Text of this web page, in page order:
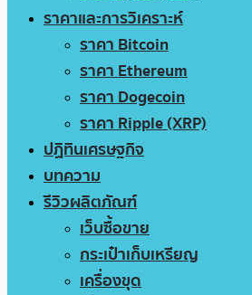
ราคาและการวิเคราะห์
ราคา Bitcoin
ราคา Ethereum
ราคา Dogecoin
ราคา Ripple (XRP)
ปฏิทินเศรษฐกิจ
บทความ
รีวิวผลิตภัณฑ์
เว็บซื้อขาย
กระเป๋าเก็บเหรียญ
เครื่องขุด